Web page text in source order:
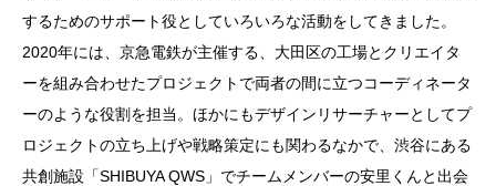
するためのサポート役としていろいろな活動をしてきました。
2020年には、京急電鉄が主催する、大田区の工場とクリエイタ
ーを組み合わせたプロジェクトで両者の間に立つコーディネータ
ーのような役割を担当。ほかにもデザインリサーチャーとしてプ
ロジェクトの立ち上げや戦略策定にも関わるなかで、渋谷にある
共創施設「SHIBUYA QWS」でチームメンバーの安里くんと出会